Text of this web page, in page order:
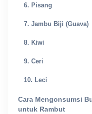
6. Pisang
7. Jambu Biji (Guava)
8. Kiwi
9. Ceri
10. Leci
Cara Mengonsumsi
untuk Rambut